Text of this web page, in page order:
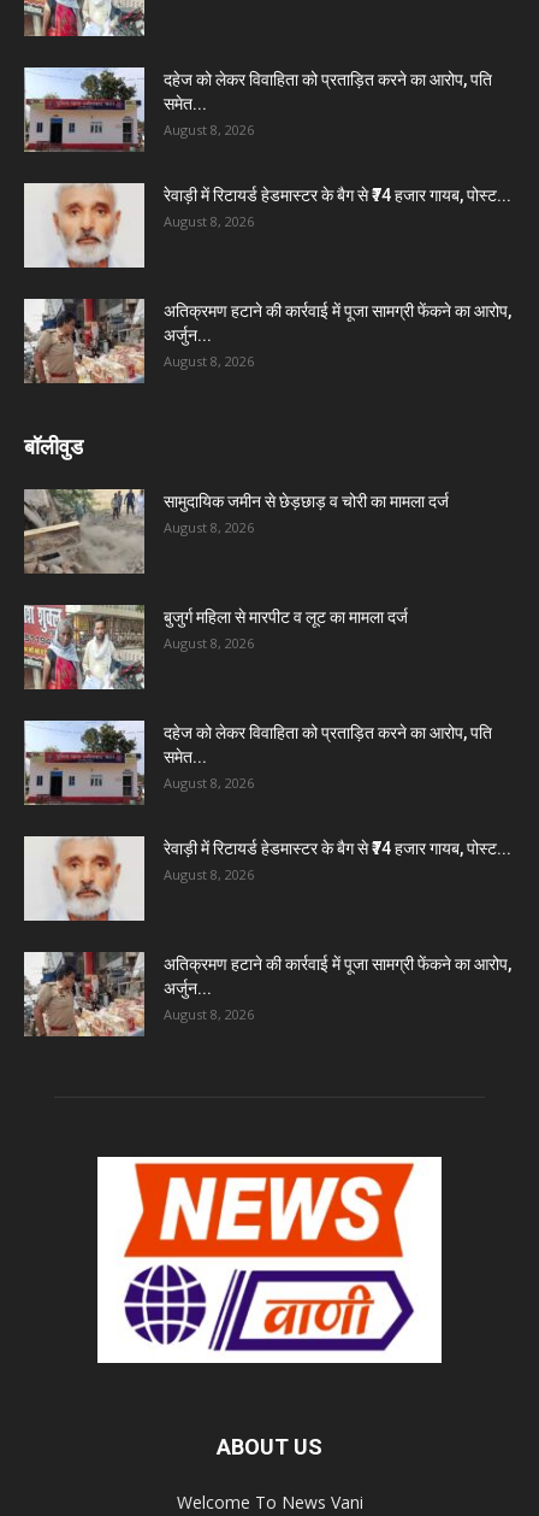
दहेज को लेकर विवाहिता को प्रताड़ित करने का आरोप, पति
समेत...
August 8, 2026
रेवाड़ी में रिटायर्ड हेडमास्टर के बैग से ₹74 हजार गायब, पोस्ट...
August 8, 2026
अतिक्रमण हटाने की कार्रवाई में पूजा सामग्री फेंकने का आरोप,
अर्जुन...
August 8, 2026
बॉलीवुड
सामुदायिक जमीन से छेड़छाड़ व चोरी का मामला दर्ज
August 8, 2026
बुजुर्ग महिला से मारपीट व लूट का मामला दर्ज
August 8, 2026
दहेज को लेकर विवाहिता को प्रताड़ित करने का आरोप, पति
समेत...
August 8, 2026
रेवाड़ी में रिटायर्ड हेडमास्टर के बैग से ₹74 हजार गायब, पोस्ट...
August 8, 2026
अतिक्रमण हटाने की कार्रवाई में पूजा सामग्री फेंकने का आरोप,
अर्जुन...
August 8, 2026
ABOUT US
Welcome To News Vani